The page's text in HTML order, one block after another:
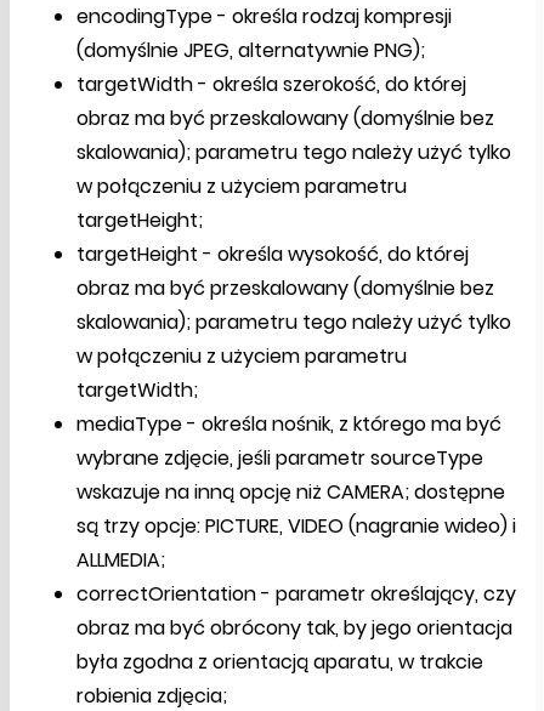
encodingType - określa rodzaj kompresji
(domyślnie JPEG, alternatywnie PNG);
targetWidth - określa szerokość, do której
obraz ma być przeskalowany (domyślnie bez
skalowania); parametru tego należy użyć tylko
w połączeniu z użyciem parametru
targetHeight;
targetHeight - określa wysokość, do której
obraz ma być przeskalowany (domyślnie bez
skalowania); parametru tego należy użyć tylko
w połączeniu z użyciem parametru
targetWidth;
mediaType - określa nośnik, z którego ma być
wybrane zdjęcie, jeśli parametr sourceType
wskazuje na inną opcję niż CAMERA; dostępne
są trzy opcje: PICTURE, VIDEO (nagranie wideo) i
ALLMEDIA;
correctOrientation - parametr określający, czy
obraz ma być obrócony tak, by jego orientacja
była zgodna z orientacją aparatu, w trakcie
robienia zdjęcia;